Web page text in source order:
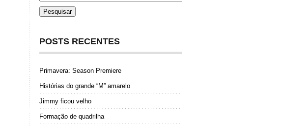
POSTS RECENTES
Primavera: Season Premiere
Histórias do grande “M” amarelo
Jimmy ficou velho
Formação de quadrilha